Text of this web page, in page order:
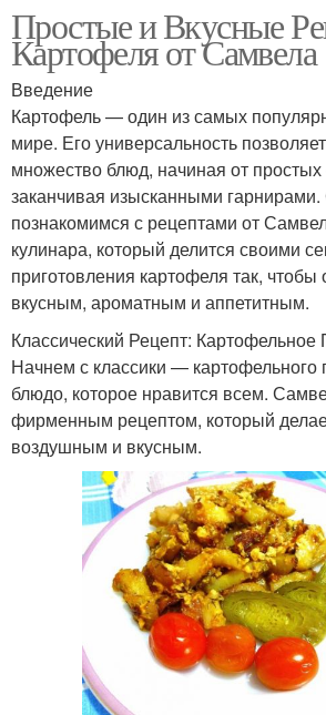
Простые и Вкусные
Картофеля от Самвела
Введение
Картофель — один из самых
мире. Его универсальность
множество блюд, начиная от простых
заканчивая изысканными
познакомимся с рецептами от
кулинара, который делится своими
приготовления картофеля так, чтобы
вкусным, ароматным и аппетитным.
Классический Рецепт:
Начнем с классики — картофельного
блюдо, которое нравится всем.
фирменным рецептом, который
воздушным и вкусным.